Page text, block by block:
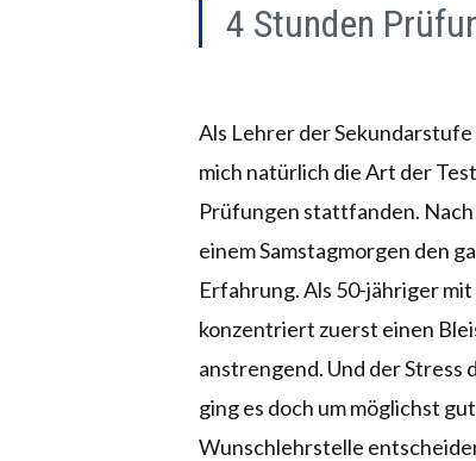
4 Stunden
Als Lehrer der
mich natürlich die Art der
Prüfungen stattfanden.
einem Samstagmorgen den
Erfahrung. Als 50-jähriger
konzentriert zuerst einen
anstrengend. Und der Stress
ging es doch um möglichst
Wunschlehrstelle